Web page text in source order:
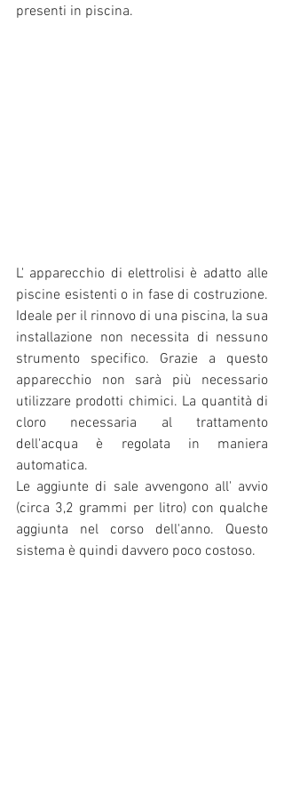
presenti in piscina.
L' apparecchio di elettrolisi è adatto alle
piscine esistenti o in fase di costruzione.
Ideale per il rinnovo di una piscina, la sua
installazione non necessita di nessuno
strumento specifico. Grazie a questo
apparecchio non sarà più necessario
utilizzare prodotti chimici. La quantità di
cloro necessaria al trattamento
dell'acqua è regolata in maniera
automatica.
Le aggiunte di sale avvengono all' avvio
(circa 3,2 grammi per litro) con qualche
aggiunta nel corso dell'anno. Questo
sistema è quindi davvero poco costoso.